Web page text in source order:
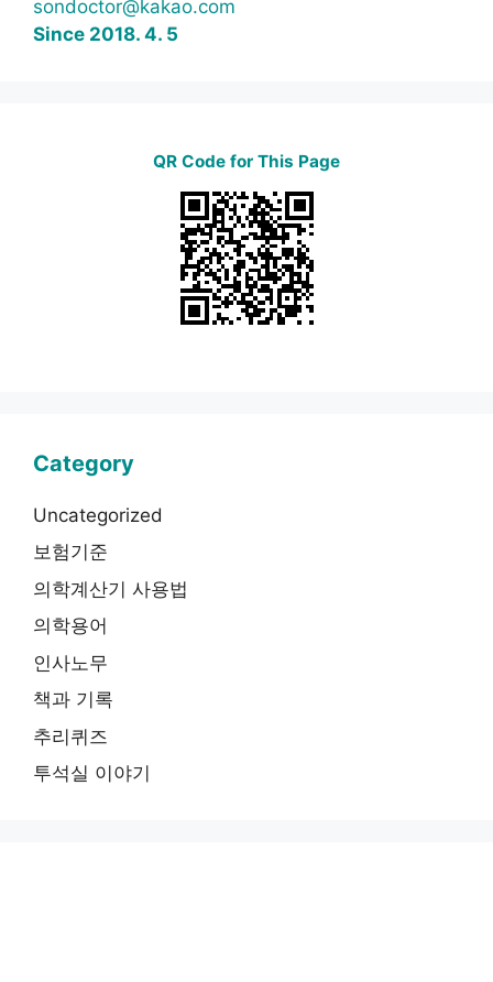
sondoctor@kakao.com
Since 2018. 4. 5
QR Code for This Page
Category
Uncategorized
보험기준
의학계산기 사용법
의학용어
인사노무
책과 기록
추리퀴즈
투석실 이야기